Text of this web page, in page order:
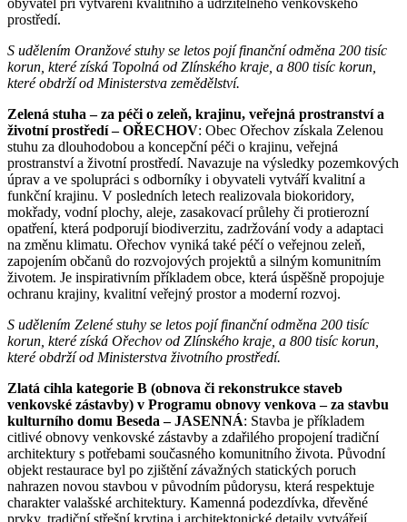
prostředí.
S udělením Oranžové stuhy se letos pojí finanční odměna 200 tisíc
korun, které získá Topolná od Zlínského kraje, a 800 tisíc korun,
které obdrží od Ministerstva zemědělství.
Zelená stuha – za péči o zeleň, krajinu, veřejná prostranství a
životní prostředí – OŘECHOV: Obec Ořechov získala Zelenou
stuhu za dlouhodobou a koncepční péči o krajinu, veřejná
prostranství a životní prostředí. Navazuje na výsledky pozemkových
úprav a ve spolupráci s odborníky i obyvateli vytváří kvalitní a
funkční krajinu. V posledních letech realizovala biokoridory,
mokřady, vodní plochy, aleje, zasakovací průlehy či protierozní
opatření, která podporují biodiverzitu, zadržování vody a adaptaci
na změnu klimatu. Ořechov vyniká také péčí o veřejnou zeleň,
zapojením občanů do rozvojových projektů a silným komunitním
životem. Je inspirativním příkladem obce, která úspěšně propojuje
ochranu krajiny, kvalitní veřejný prostor a moderní rozvoj.
S udělením Zelené stuhy se letos pojí finanční odměna 200 tisíc
korun, které získá Ořechov od Zlínského kraje, a 800 tisíc korun,
které obdrží od Ministerstva životního prostředí.
Zlatá cihla kategorie B (obnova či rekonstrukce staveb
venkovské zástavby) v Programu obnovy venkova – za stavbu
kulturního domu Beseda – JASENNÁ: Stavba je příkladem
citlivé obnovy venkovské zástavby a zdařilého propojení tradiční
architektury s potřebami současného komunitního života. Původní
objekt restaurace byl po zjištění závažných statických poruch
nahrazen novou stavbou v původním půdorysu, která respektuje
charakter valašské architektury. Kamenná podezdívka, dřevěné
prvky, tradiční střešní krytina i architektonické detaily vytvářejí